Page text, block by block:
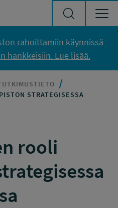
rahoittamiin käynnissä
hankkeisiin. Lue lisää.
STRATEGISESSA
rooli